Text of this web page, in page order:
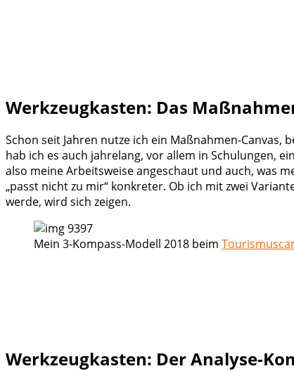
Werkzeugkasten: Das
Schon seit Jahren nutze ich ein Maßnahmen-
hab ich es auch jahrelang, vor allem in Schulungen,
also meine Arbeitsweise angeschaut und auch, was
„passt nicht zu mir“ konkreter. Ob ich mit zwei
werde, wird sich zeigen.
Mein 3-Kompass-Modell 2018 beim
Werkzeugkasten: Der Analyse-